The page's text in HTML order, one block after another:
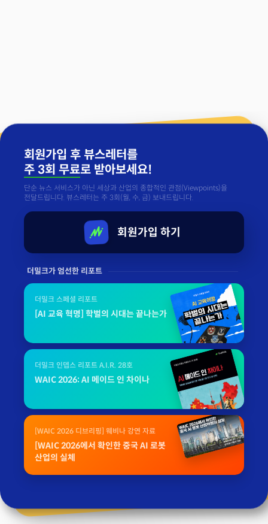
회원가입 후 뷰스레터를
주 3회 무료로 받아보세요!
단순 뉴스 서비스가 아닌 세상과 산업의 종합적인 관점(Viewpoints)을
전달드립니다. 뷰스레터는 주 3회(월, 수, 금) 보내드립니다.
회원가입 하기
더밀크가 엄선한 리포트
더밀크 스페셜 리포트
[AI 교육 혁명] 학벌의 시대는 끝나는가
더밀크 인뎁스 리포트 A.I.R. 28호
WAIC 2026: AI 메이드 인 차이나
[WAIC 2026 디브리핑] 웨비나 강연 자료
[WAIC 2026에서 확인한 중국 AI 로봇
산업의 실체